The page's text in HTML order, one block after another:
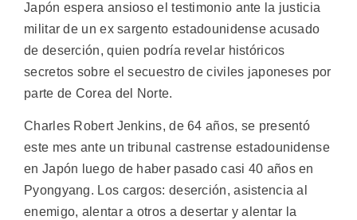
Japón espera ansioso el testimonio ante la justicia
militar de un ex sargento estadounidense acusado
de deserción, quien podría revelar históricos
secretos sobre el secuestro de civiles japoneses por
parte de Corea del Norte.
Charles Robert Jenkins, de 64 años, se presentó
este mes ante un tribunal castrense estadounidense
en Japón luego de haber pasado casi 40 años en
Pyongyang. Los cargos: deserción, asistencia al
enemigo, alentar a otros a desertar y alentar la